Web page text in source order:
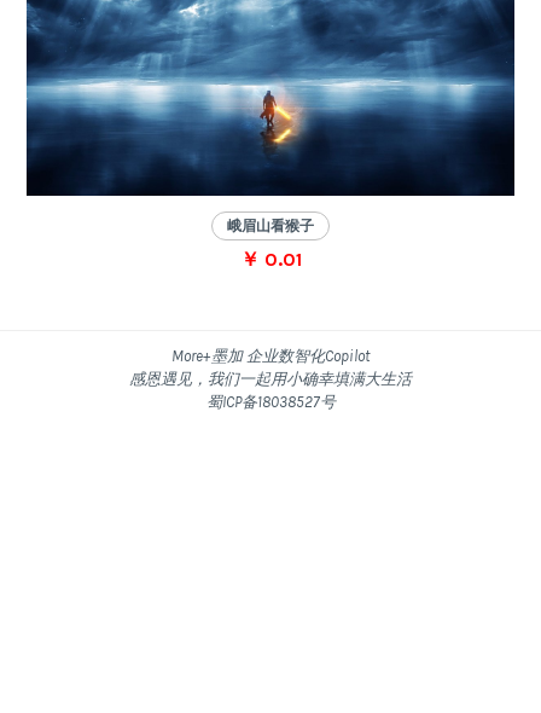
峨眉山看猴子
￥ 0.01
More+墨加 企业数智化Copilot
感恩遇见，我们一起用小确幸填满大生活
蜀ICP备18038527号